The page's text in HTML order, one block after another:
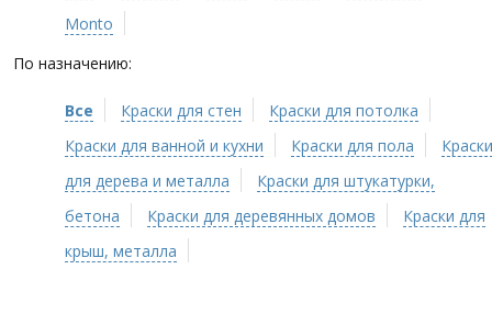
Monto
По назначению:
Все Краски для стен
Краски для потолка
Краски для ванной и кухни
Краски для пола
Краски
для дерева и металла
Краски для штукатурки,
бетона
Краски для деревянных домов
Краски для
крыш, металла